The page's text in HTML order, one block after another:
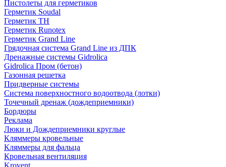
Пистолеты для герметиков
Герметик Soudal
Герметик ТН
Герметик Runotex
Герметик Grand Line
Грядочная система Grand Line из ДПК
Дренажные системы Gidrolica
Gidrolica Пром (бетон)
Газонная решетка
Придверные системы
Система поверхностного водоотвода (лотки)
Точечный дренаж (дождеприемники)
Бордюры
Рекламa
Люки и Дождеприемники круглые
Кляммеры кровельные
Кляммеры для фальца
Кровельная вентиляция
Krovent